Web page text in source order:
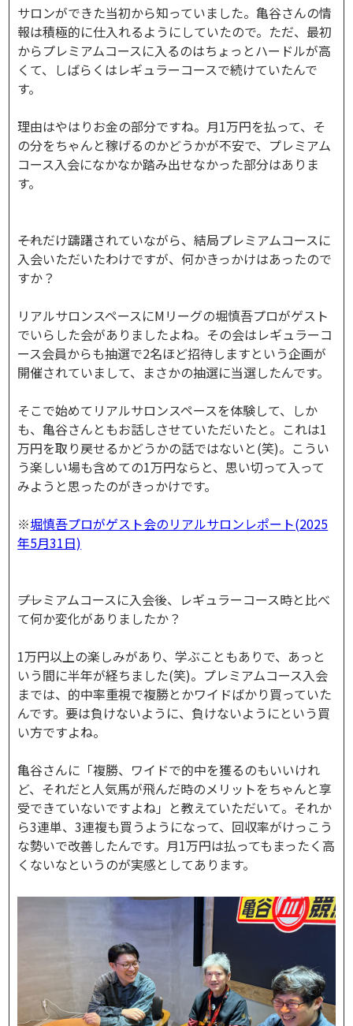
サロンができた当初から知っていました。亀谷さんの情
報は積極的に仕入れるようにしていたので。ただ、最初
からプレミアムコースに入るのはちょっとハードルが高
くて、しばらくはレギュラーコースで続けていたんで
す。
理由はやはりお金の部分ですね。月1万円を払って、そ
の分をちゃんと稼げるのかどうかが不安で、プレミアム
コース入会になかなか踏み出せなかった部分はありま
す。
――それだけ躊躇されていながら、結局プレミアムコースに
入会いただいたわけですが、何かきっかけはあったので
すか？
リアルサロンスペースにMリーグの堀慎吾プロがゲスト
でいらした会がありましたよね。その会はレギュラーコ
ース会員からも抽選で2名ほど招待しますという企画が
開催されていまして、まさかの抽選に当選したんです。
そこで始めてリアルサロンスペースを体験して、しか
も、亀谷さんともお話しさせていただいたと。これは1
万円を取り戻せるかどうかの話ではないと(笑)。こうい
う楽しい場も含めての1万円ならと、思い切って入って
みようと思ったのがきっかけです。
※堀慎吾プロがゲスト会のリアルサロンレポート(2025
年5月31日)
――プレミアムコースに入会後、レギュラーコース時と比べ
て何か変化がありましたか？
1万円以上の楽しみがあり、学ぶこともありで、あっと
いう間に半年が経ちました(笑)。プレミアムコース入会
までは、的中率重視で複勝とかワイドばかり買っていた
んです。要は負けないように、負けないようにという買
い方ですよね。
亀谷さんに「複勝、ワイドで的中を獲るのもいいけれ
ど、それだと人気馬が飛んだ時のメリットをちゃんと享
受できていないですよね」と教えていただいて。それか
ら3連単、3連複も買うようになって、回収率がけっこう
な勢いで改善したんです。月1万円は払ってもまったく高
くないなというのが実感としてあります。